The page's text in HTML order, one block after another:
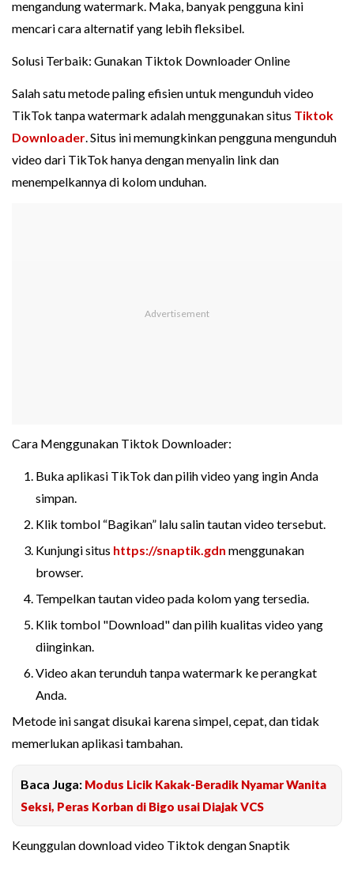
mengandung watermark. Maka, banyak pengguna kini
mencari cara alternatif yang lebih fleksibel.
Solusi Terbaik: Gunakan Tiktok Downloader Online
Salah satu metode paling efisien untuk mengunduh video
TikTok tanpa watermark adalah menggunakan situs Tiktok
Downloader. Situs ini memungkinkan pengguna mengunduh
video dari TikTok hanya dengan menyalin link dan
menempelkannya di kolom unduhan.
Cara Menggunakan Tiktok Downloader:
Buka aplikasi TikTok dan pilih video yang ingin Anda
simpan.
Klik tombol “Bagikan” lalu salin tautan video tersebut.
Kunjungi situs https://snaptik.gdn menggunakan
browser.
Tempelkan tautan video pada kolom yang tersedia.
Klik tombol "Download" dan pilih kualitas video yang
diinginkan.
Video akan terunduh tanpa watermark ke perangkat
Anda.
Metode ini sangat disukai karena simpel, cepat, dan tidak
memerlukan aplikasi tambahan.
Baca Juga: Modus Licik Kakak-Beradik Nyamar Wanita
Seksi, Peras Korban di Bigo usai Diajak VCS
Keunggulan download video Tiktok dengan Snaptik